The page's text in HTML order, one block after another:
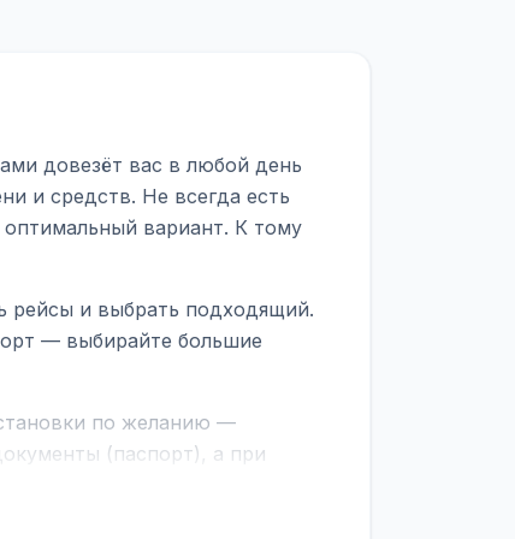
довезёт вас в любой день
и средств. Не всегда есть
вариант. К тому
рейсы и выбрать подходящий.
— выбирайте большие
по желанию —
(паспорт), а при